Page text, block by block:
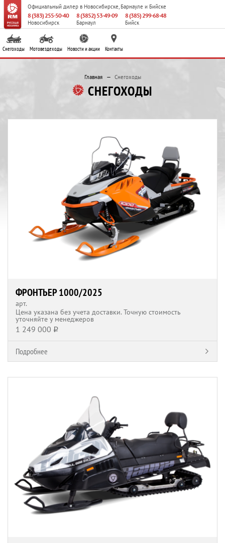
Официальный дилер в Новосибирске, Барнауле и Бийске
8 (383) 255-50-40
Новосибирск
8 (3852) 53-49-09
Барнаул
8 (385) 299-68-48
Бийск
Снегоходы Мотовездеходы Новости и акции Контакты
Главная Снегоходы
СНЕГОХОДЫ
ФРОНТЬЕР 1000/2025
арт.
Цена указана без учета доставки. Точную стоимость
уточняйте у менеджеров
1 249 000 q
Подробнее